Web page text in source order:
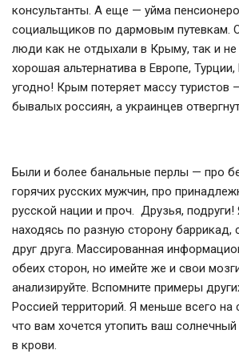
консультанты. А еще — уйма
социальщиков по дармовым путевкам.
люди как не отдыхали в Крыму, так и не
хорошая альтернатива в Европе, Турции,
угодно! Крым потеряет массу туристов
бывалых россиян, а украинцев
Были и более банальные перлы — про
горячих русских мужчин, про
русской нации и проч. Друзья,
находясь по разную сторону
друг друга. Массированная
обеих сторон, но имейте же и свои
анализируйте. Вспомните примеры
Россией территорий. Я меньше всего на
что вам хочется утопить ваш
в крови.